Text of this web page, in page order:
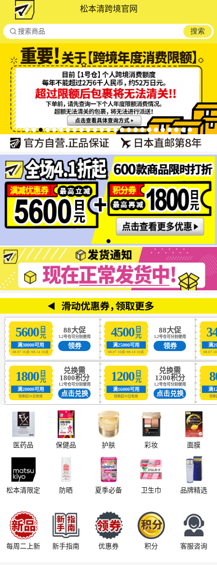
松本清跨境官网
 搜索商品 搜索
5600日元
满30000可用
08.07 10点~08.14 10点
88大促
1,2号仓可分别使用
领券
4500日元
满25000可用
08.07 10点~08.14 10点
88大促
1,2号仓可分别使用
领券 满
08.07
1800日元
满20000可用
领券起30日有效
兑换需
1800积分
1,2号仓可分别使用
点击兑换
1200日元
满16000可用
领券起30日有效
兑换需
1200积分
1,2号仓可分别使用
点击兑换
满
领券
医药品 保健品 护肤 彩妆 面膜
松本清限定 防晒 夏季必备 卫生巾 品牌精选
每周二上新 新手指南 优惠券 积分 客服咨询